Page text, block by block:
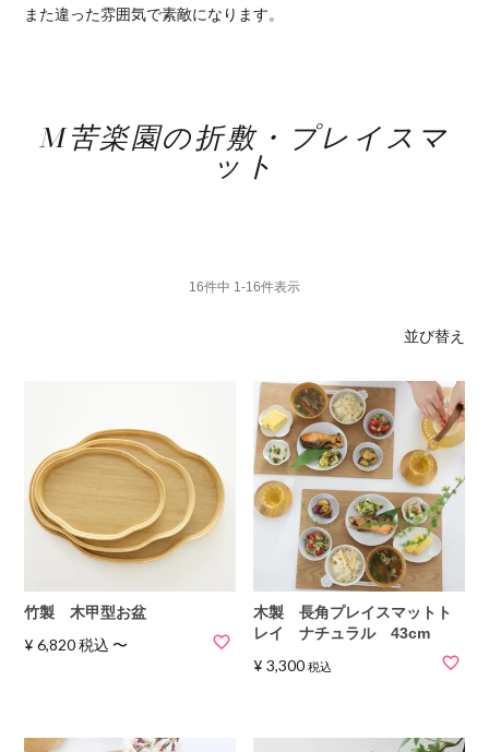
また違った雰囲気で素敵になります。
M苦楽園の折敷・プレイスマ
ット
並び替え
16件中 1-16件表示
竹製 木甲型お盆
¥ 6,820 税込 〜
木製 長角プレイスマットト
レイ ナチュラル 43cm
¥ 3,300 税込